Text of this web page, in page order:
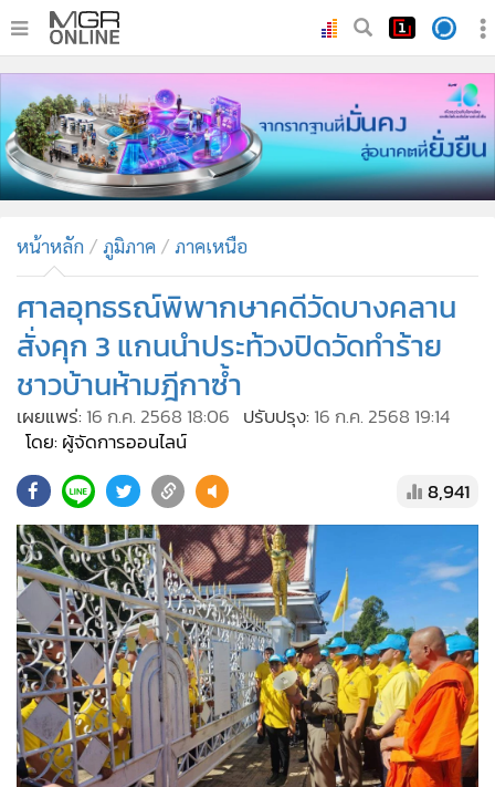
• ทันเหตุการณ์
• ภาคใต้
• ภูมิภาค
• บันเทิง
• คอลัมนิสต์
• ละคร
• CbizReview
• Cyber BIZ
• Good health & Well-being
• Green Innovation & SD
• Management & HR
•
MGR Live
• Infographic
• การเมือง
• ท่องเที่ยว
• กีฬา
• ต่างประเทศ
หน้าหลัก ภูมิภาค ภาคเหนือ
ศาลอุทธรณ์พิพากษาคดีวัดบางคลาน
สั่งคุก 3 แกนนำประท้วงปิดวัดทำร้าย
ชาวบ้านห้ามฎีกาซ้ำ
เผยแพร่: 16 ก.ค. 2568 18:06 ปรับปรุง: 16 ก.ค. 2568 19:14
โดย: ผู้จัดการออนไลน์
8,941